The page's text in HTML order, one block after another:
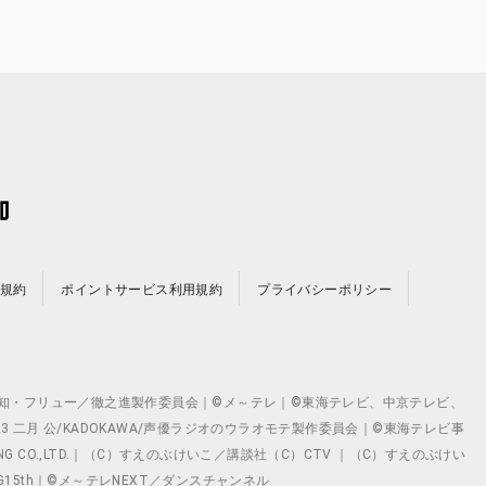
約 ポイントサービス利用規約 プライバシーポリシー
フリュー／徹之進製作委員会｜©メ～テレ｜©東海テレビ、中京テレビ、
二月 公/KADOKAWA/声優ラジオのウラオモテ製作委員会｜©東海テレビ事
｜（C）すえのぶけいこ／講談社（C）CTV ｜（C）すえのぶけい
｜©メ～テレNEXT／ダンスチャンネル